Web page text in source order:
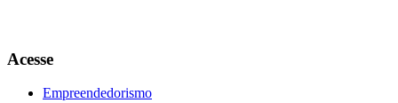
Acesse
Empreendedorismo